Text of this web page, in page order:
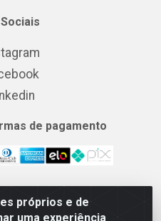
próprios e de
uma experiência
de pagamento
COSMÉTICOS ALIMENTOS E